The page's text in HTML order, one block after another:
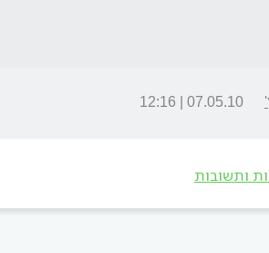
07.05.10 | 12:16
ותשובות